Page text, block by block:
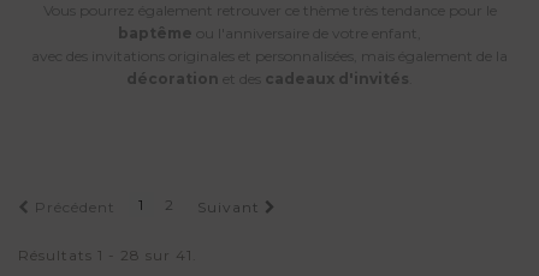
Vous pourrez également retrouver ce thème très tendance pour le
baptême ou l'anniversaire de votre enfant,
avec des invitations originales et personnalisées, mais également de la
décoration et des cadeaux d'invités
Précédent 1 2 Suivant
Résultats 1 - 28 sur 41.